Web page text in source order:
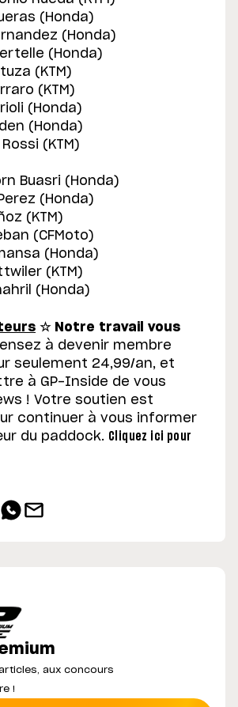
(Honda)
(Honda)
(Honda)
(KTM)
(KTM)
(Honda)
(Honda)
(KTM)
Buasri (Honda)
(Honda)
(KTM)
(CFMoto)
(Honda)
(KTM)
(Honda)
☆ Notre travail vous
à devenir membre
seulement 24,99/an, et
à GP-Inside de vous
! Votre soutien est
continuer à vous informer
du paddock. Cliquez ici pour
aux concours
!